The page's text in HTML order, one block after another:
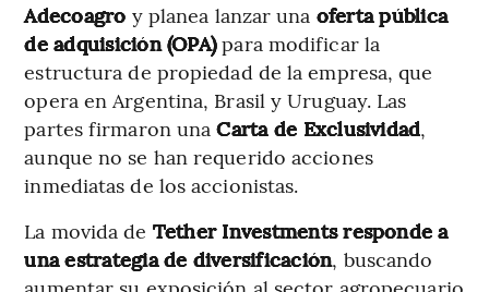
Adecoagro y planea lanzar una oferta pública
de adquisición (OPA)para modificar la
estructura de propiedad de la empresa, que
opera en Argentina, Brasil y Uruguay. Las
partes firmaron unaCarta de Exclusividad,
aunque no se han requerido acciones
inmediatas de los accionistas.
La movida de Tether Investments responde a
una estrategia de diversificación, buscando